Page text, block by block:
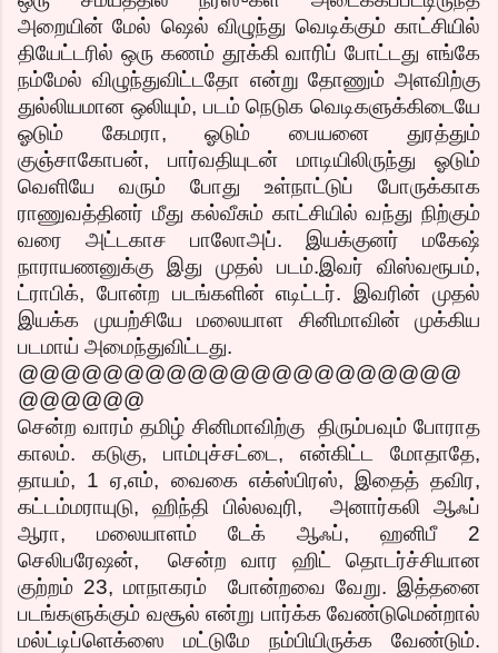
அறையின் மேல் ஷெல் விழுந்து வெடிக்கும் காட்சியில்
தியேட்டரில் ஒரு கணம் தூக்கி வாரிப் போட்டது எங்கே
நம்மேல் விழுந்துவிட்டதோ என்று தோணும் அளவிற்கு
துல்லியமான ஒலியும், படம் நெடுக வெடிகளுக்கிடையே
ஓடும் கேமரா, ஓடும் பையனை துரத்தும்
குஞ்சாகோபன், பார்வதியுடன் மாடியிலிருந்து ஓடும்
வெளியே வரும் போது உள்நாட்டுப் போருக்காக
ராணுவத்தினர் மீது கல்வீசும் காட்சியில் வந்து நிற்கும்
வரை அட்டகாச பாலோஅப். இயக்குனர் மகேஷ்
நாராயணனுக்கு இது முதல் படம்.இவர் விஸ்வரூபம்,
ட்ராபிக், போன்ற படங்களின் எடிட்டர். இவரின் முதல்
இயக்க முயற்சியே மலையாள சினிமாவின் முக்கிய
படமாய் அமைந்துவிட்டது.
@@@@@@@@@@@@@@@@@@@@@
@@@@@@
சென்ற வாரம் தமிழ் சினிமாவிற்கு திரும்பவும் போராத
காலம். கடுகு, பாம்புச்சட்டை, என்கிட்ட மோதாதே,
தாயம், 1 ஏ,எம், வைகை எக்ஸ்பிரஸ், இதைத் தவிர,
கட்டம்மராயுடு, ஹிந்தி பில்லவுரி, அனார்கலி ஆஃப்
ஆரா, மலையாளம் டேக் ஆஃப், ஹனிபீ 2
செலிபரேஷன், சென்ற வார ஹிட் தொடர்ச்சியான
குற்றம் 23, மாநாகரம் போன்றவை வேறு. இத்தனை
படங்களுக்கும் வசூல் என்று பார்க்க வேண்டுமென்றால்
மல்ட்டிப்ளெக்ஸை மட்டுமே நம்பியிருக்க வேண்டும்.